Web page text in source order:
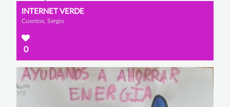
INTERNET VERDE
Cuentos, Sergio
0